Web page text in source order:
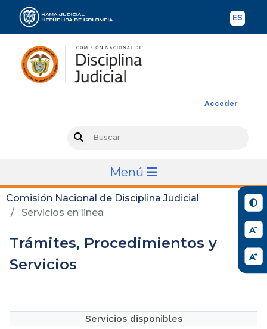
ES
Acceder
Menú
Comisión Nacional de Disciplina Judicial
Servicios en linea
Trámites, Procedimientos y
Servicios
Servicios disponibles